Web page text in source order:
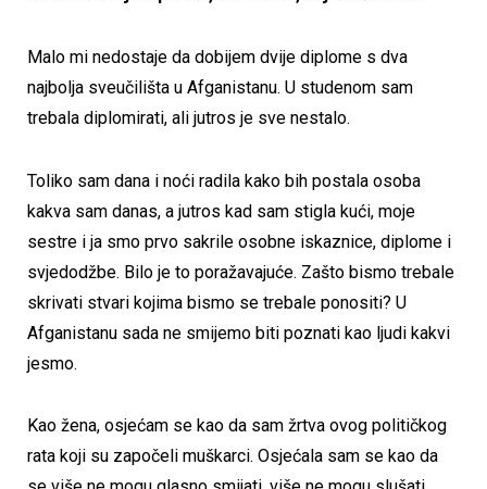
Malo mi nedostaje da dobijem dvije diplome s dva
najbolja sveučilišta u Afganistanu. U studenom sam
trebala diplomirati, ali jutros je sve nestalo.
Toliko sam dana i noći radila kako bih postala osoba
kakva sam danas, a jutros kad sam stigla kući, moje
sestre i ja smo prvo sakrile osobne iskaznice, diplome i
svjedodžbe. Bilo je to poražavajuće. Zašto bismo trebale
skrivati ​​stvari kojima bismo se trebale ponositi? U
Afganistanu sada ne smijemo biti poznati kao ljudi kakvi
jesmo.
Kao žena, osjećam se kao da sam žrtva ovog političkog
rata koji su započeli muškarci. Osjećala sam se kao da